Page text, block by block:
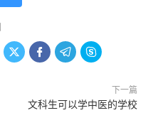
   
下一篇
文科生可以学中医的学校